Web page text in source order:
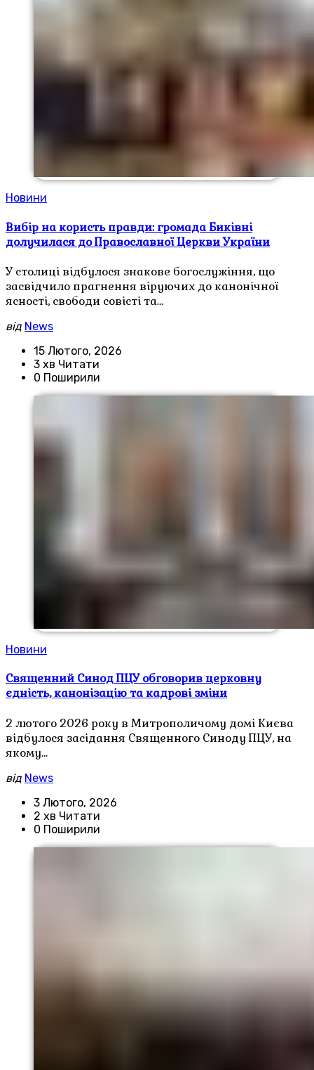
Новини
Вибір на користь правди: громада Биківні
долучилася до Православної Церкви України
У столиці відбулося знакове богослужіння, що
засвідчило прагнення віруючих до канонічної
ясності, свободи совісті та…
від News
15 Лютого, 2026
3 хв Читати
0 Поширили
Новини
Священний Синод ПЦУ обговорив церковну
єдність, канонізацію та кадрові зміни
2 лютого 2026 року в Митрополичому домі Києва
відбулося засідання Священного Синоду ПЦУ, на
якому…
від News
3 Лютого, 2026
2 хв Читати
0 Поширили